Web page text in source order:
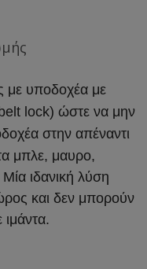
με υποδοχέα με
lock) ώστε να μην
στην απέναντι
μπλε, μαυρο,
ιδανική λύση
και δεν μπορούν